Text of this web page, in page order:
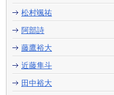
松村颯祐
阿部詩
藤鷹裕大
近藤隼斗
田中裕大